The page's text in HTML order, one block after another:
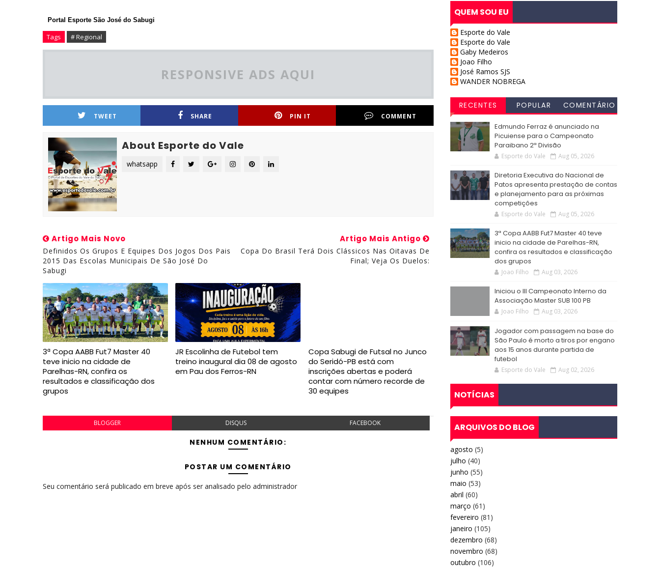
Portal Esporte São José do Sabugi
Tags # Regional
RESPONSIVE ADS AQUI
TWEET SHARE PIN IT COMMENT
About Esporte do Vale
whatsapp
Artigo Mais Novo
Definidos Os Grupos E Equipes Dos Jogos Dos Pais
2015 Das Escolas Municipais De São José Do
Sabugi
Artigo Mais Antigo
Copa Do Brasil Terá Dois Clássicos Nas Oitavas De
Final; Veja Os Duelos:
3ª Copa AABB Fut7 Master 40
teve inicio na cidade de
Parelhas-RN, confira os
resultados e classificação dos
grupos
JR Escolinha de Futebol tem
treino inaugural dia 08 de agosto
em Pau dos Ferros-RN
Copa Sabugi de Futsal no Junco
do Seridó-PB está com
inscrições abertas e poderá
contar com número recorde de
30 equipes
BLOGGER DISQUS FACEBOOK
NENHUM COMENTÁRIO:
POSTAR UM COMENTÁRIO
Seu comentário será publicado em breve após ser analisado pelo administrador
QUEM SOU EU
Esporte do Vale
Esporte do Vale
Gaby Medeiros
Joao Filho
José Ramos SJS
WANDER NOBREGA
RECENTES POPULAR
COMENTÁRIO
Edmundo Ferraz é anunciado na
Picuiense para o Campeonato
Paraibano 2ª Divisão
Esporte do Vale Aug 05, 2026
Diretoria Executiva do Nacional de
Patos apresenta prestação de contas
e planejamento para as próximas
competições
Esporte do Vale Aug 05, 2026
3ª Copa AABB Fut7 Master 40 teve
inicio na cidade de Parelhas-RN,
confira os resultados e classificação
dos grupos
Joao Filho Aug 03, 2026
Iniciou o III Campeonato Interno da
Associação Master SUB 100 PB
Joao Filho Aug 03, 2026
Jogador com passagem na base do
São Paulo é morto a tiros por engano
aos 15 anos durante partida de
futebol
Esporte do Vale Aug 02, 2026
NOTÍCIAS
ARQUIVOS DO BLOG
agosto (5)
julho (40)
junho (55)
maio (53)
abril (60)
março (61)
fevereiro (81)
janeiro (105)
dezembro (68)
novembro (68)
outubro (106)